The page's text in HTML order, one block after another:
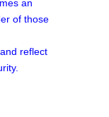
an
of those
reflect